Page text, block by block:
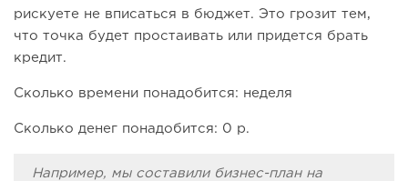
рискуете не вписаться в бюджет. Это грозит тем,
что точка будет простаивать или придется брать
кредит.
Сколько времени понадобится: неделя
Сколько денег понадобится: 0 р.
Например, мы составили бизнес-план на